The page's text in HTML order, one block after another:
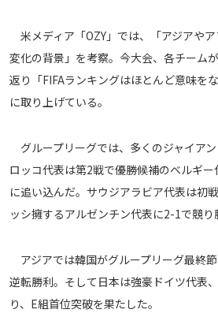
米メディア「OZY」では、「アジアや
変化の背景」を考察。今大会、各チーム
返り「FIFAランキングはほとんど意味を
に取り上げている。
グループリーグでは、多くのジャイア
ロッコ代表は第2戦で優勝候補のベルギ
に追い込んだ。サウジアラビア代表は初
ッシ擁するアルゼンチン代表に2-1で競り
アジアでは韓国がグループリーグ最終
逆転勝利。そして日本は強豪ドイツ代表
り、E組首位突破を果たした。